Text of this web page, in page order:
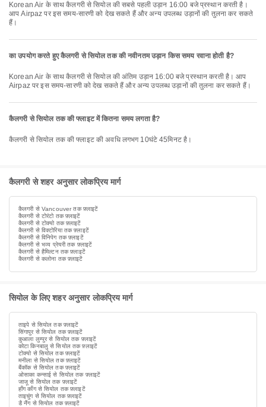
Korean Air के साथ कैलगरी से सियोल की सबसे पहली उड़ान 16:00 बजे प्रस्थान करती है।
आप Airpaz पर इस समय-सारणी को देख सकते हैं और अन्य उपलब्ध उड़ानों की तुलना कर सकते
हैं।
का उपयोग करते हुए कैलगरी से सियोल तक की नवीनतम उड़ान किस समय रवाना होती है?
Korean Air के साथ कैलगरी से सियोल की अंतिम उड़ान 16:00 बजे प्रस्थान करती है। आप
Airpaz पर इस समय-सारणी को देख सकते हैं और अन्य उपलब्ध उड़ानों की तुलना कर सकते हैं।
कैलगरी से सियोल तक की फ्लाइट में कितना समय लगता है?
कैलगरी से सियोल तक की फ्लाइट की अवधि लगभग 10घंटे 45मिनट है।
कैलगरी से शहर अनुसार लोकप्रिय मार्ग
कैलगरी से Vancouver तक फ़्लाइटें
कैलगरी से टोरंटो तक फ़्लाइटें
कैलगरी से टोक्यो तक फ़्लाइटें
कैलगरी से विक्टोरिया तक फ़्लाइटें
कैलगरी से विनिपेग तक फ़्लाइटें
कैलगरी से भव्य प्रेयरी तक फ़्लाइटें
कैलगरी से हैमिल्टन तक फ़्लाइटें
कैलगरी से कलोना तक फ़्लाइटें
सियोल के लिए शहर अनुसार लोकप्रिय मार्ग
ताइपे से सियोल तक फ़्लाइटें
सिंगापुर से सियोल तक फ़्लाइटें
कुआला लुम्पुर से सियोल तक फ़्लाइटें
कोटा किनबालु से सियोल तक फ़्लाइटें
टोक्यो से सियोल तक फ़्लाइटें
मनीला से सियोल तक फ़्लाइटें
बैंकॉक से सियोल तक फ़्लाइटें
ओसाका कन्साई से सियोल तक फ़्लाइटें
जाजू से सियोल तक फ़्लाइटें
हाँग काँग से सियोल तक फ़्लाइटें
ताइचुंग से सियोल तक फ़्लाइटें
डै नैंग से सियोल तक फ़्लाइटें